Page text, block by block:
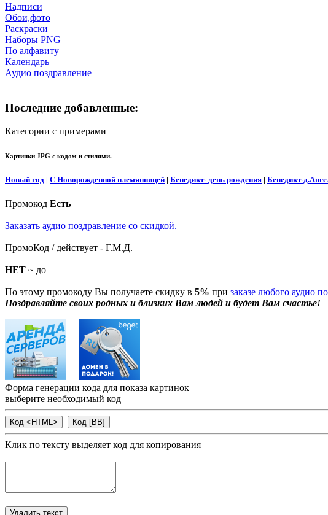
Надписи
Обои,фото
Раскраски
Наборы PNG
По алфавиту
Календарь
Аудио поздравление
Последние добавленные:
Категории с примерами
Картинки JPG с кодом и стилями.
Новый год | С Новорожденной племянницей | Бенедикт- день рождения | Бенедикт-
Промокод Есть
Заказать аудио поздравление со скидкой.
ПромоКод / действует - Г.М.Д.
НЕТ ~ до
По этому промокоду Вы получаете скидку в 5% при заказе любого аудио
Поздравляйте своих родных и близких Вам людей и будет Вам счастье!
Форма генерации кода для показа картинок
выберите необходимый код
Клик по тексту выделяет код для копирования